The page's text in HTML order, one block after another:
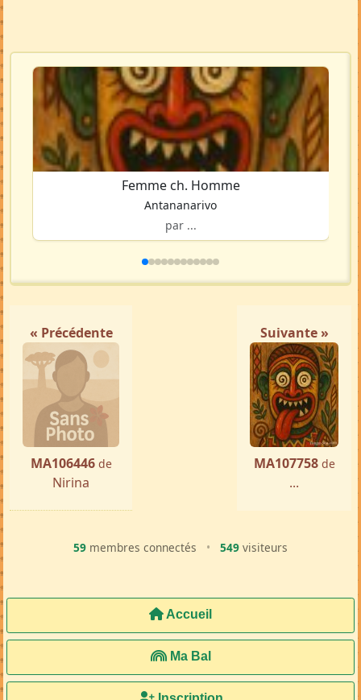
Femme ch. Homme
Antananarivo
par ...
« Précédente
MA106446 de
Nirina
Suivante »
MA107758 de
...
59 membres connectés • 549 visiteurs
Accueil
Ma Bal